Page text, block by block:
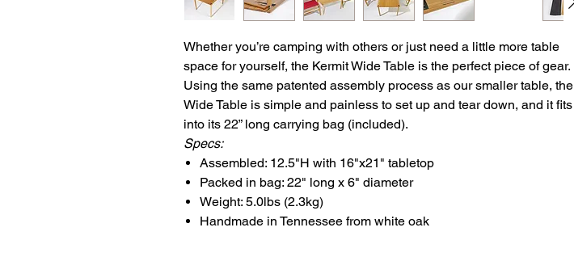
Whether you’re camping with others or just need a little more table
space for yourself, the Kermit Wide Table is the perfect piece of gear.
Using the same patented assembly process as our smaller table, the
Wide Table is simple and painless to set up and tear down, and it fits
into its 22” long carrying bag (included).
Specs:
Assembled: 12.5"H with 16"x21" tabletop
Packed in bag: 22" long x 6" diameter
Weight: 5.0lbs (2.3kg)
Handmade in Tennessee from white oak